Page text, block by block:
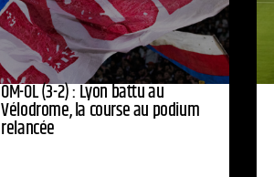
OM-OL (3-2) : Lyon battu au
Vélodrome, la course au podium
relancée